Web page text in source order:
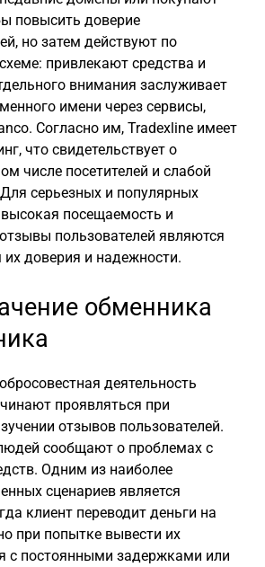
повысить доверие
но затем действуют по
привлекают средства и
внимания заслуживает
имени через сервисы,
Согласно им, Tradexline имеет
что свидетельствует о
числе посетителей и слабой
серьезных и популярных
посещаемость и
пользователей являются
их доверия и надежности.
обменника
деятельность
проявляться при
отзывов пользователей.
сообщают о проблемах с
Одним из наиболее
сценариев является
клиент переводит деньги на
при попытке вывести их
с постоянными задержками или